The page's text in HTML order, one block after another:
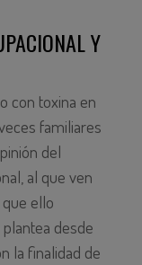
Y
con toxina en
familiares
del
al que ven
ello
desde
la finalidad de